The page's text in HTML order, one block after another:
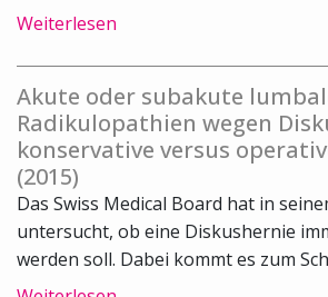
Weiterlesen
Akute oder subakute
Radikulopathien wegen
konservative versus
(2015)
Das Swiss Medical Board hat in
untersucht, ob eine Diskushernie
werden soll. Dabei kommt es zum